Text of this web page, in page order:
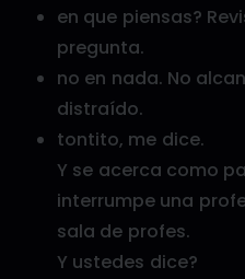
en que piensas?
pregunta.
no en nada. No
distraído.
tontito, me dice.
Y se acerca como
interrumpe una
sala de profes.
Y ustedes dice?